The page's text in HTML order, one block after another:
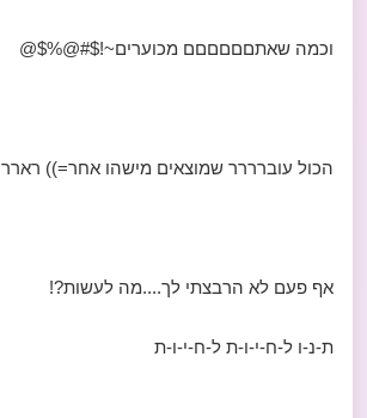
וכמה שאתםםםםםם מכוערים~!$#@%$@
הכול עוברררר שמוצאים מישהו אחר=))
אף פעם לא הרבצתי לך....מה לעשות?!
ת-נ-ו ל-ח-י-ו-ת ל-ח-י-ו-ת